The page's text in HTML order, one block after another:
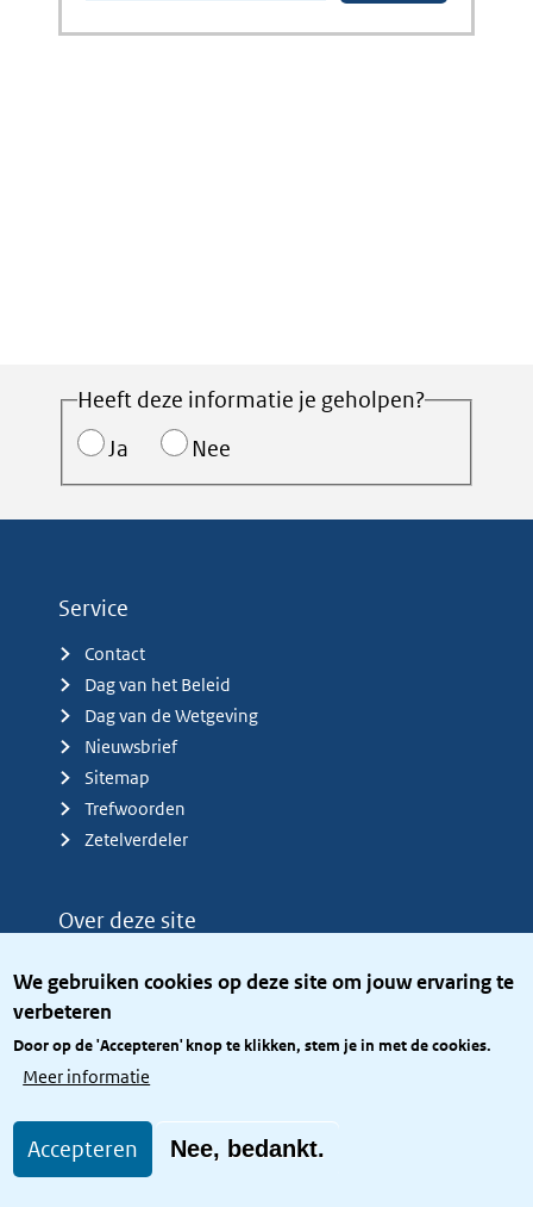
We gebruiken cookies op deze site om jouw ervaring te
verbeteren
Door op de 'Accepteren' knop te klikken, stem je in met de cookies.
Meer informatie
Accepteren Nee, bedankt.
Heeft deze informatie je geholpen?
Ja
Nee
Service
Contact
Dag van het Beleid
Dag van de Wetgeving
Nieuwsbrief
Sitemap
Trefwoorden
Zetelverdeler
Over deze site
Privacy
Toegang site openbaar
Toegankelijkheid